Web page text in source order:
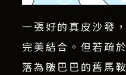
一張好的真皮沙發
完美結合。但若疏
落為皺巴巴的舊馬